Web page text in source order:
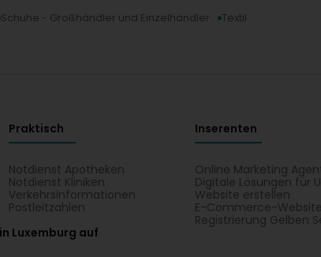
Schuhe - Großhändler und Einzelhändler Textil
Praktisch
Notdienst Apotheken
Notdienst Kliniken
Verkehrsinformationen
Postleitzahlen
Inserenten
Online Marketing
Digitale Lösungen für
Website erstellen
E-Commerce-
Registrierung Gelben
Luxemburg auf